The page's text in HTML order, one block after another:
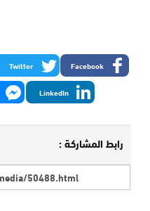
Facebook
Twitter
LinkedIn
رابط المشاركة :